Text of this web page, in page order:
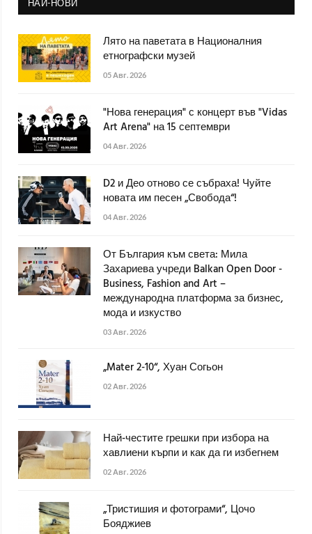
НАЙ-НОВИ
Лято на паветата в Националния
етнографски музей
05 Авг. 2026
"Нова генерация" с концерт във "Vidas
Art Arena" на 15 септември
04 Авг. 2026
D2 и Део отново се събраха! Чуйте
новата им песен „Свобода“!
04 Авг. 2026
От България към света: Мила
Захариева учреди Balkan Open Door -
Business, Fashion and Art –
международна платформа за бизнес,
мода и изкуство
03 Авг. 2026
„Mater 2-10“, Хуан Согьон
02 Авг. 2026
Най-честите грешки при избора на
хавлиени кърпи и как да ги избегнем
02 Авг. 2026
„Тристишия и фотограми“, Цочо
Бояджиев